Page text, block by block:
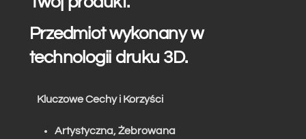
Przedmiot wykonany w
technologii druku 3D.
Kluczowe Cechy i Korzyści
Artystyczna, Żebrowana